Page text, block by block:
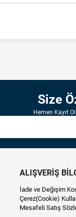
Size
Hemen Kayıt
ALIŞVERİŞ
İade ve Değişim
Çerez(Cookie)
Mesafeli Satış